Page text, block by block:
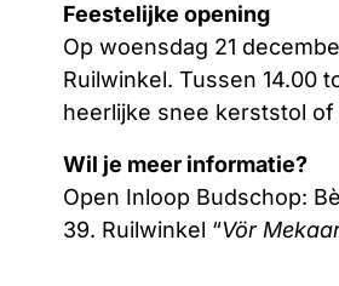
Feestelijke opening
Op woensdag 21
Ruilwinkel. Tussen 14.00
heerlijke snee kerststol
Wil je meer informatie?
Open Inloop Budschop:
39. Ruilwinkel “Vör